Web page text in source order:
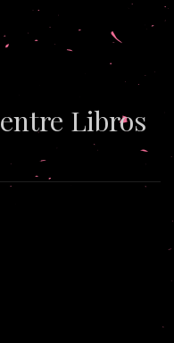
Libros